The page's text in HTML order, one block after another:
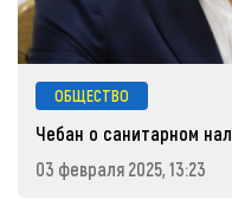
ОБЩЕСТВО
Чебан о санитарном
03 февраля 2025, 13:23